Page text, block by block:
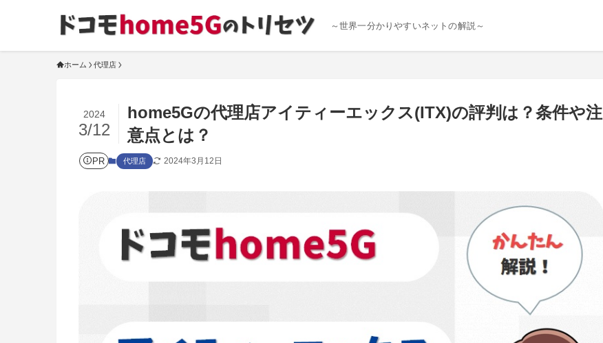
～世界一分かりやすいネットの解説～
ホーム 代理店
home5Gの代理店アイティーエックス(ITX)の評判は？条件や注
意点とは？
2024
3/12
PR 代理店 2024年3月12日